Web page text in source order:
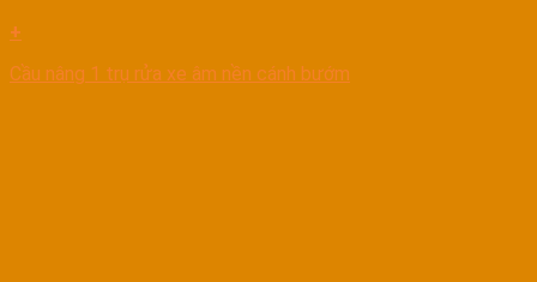
+
Cầu nâng 1 trụ rửa xe âm nền cánh bướm